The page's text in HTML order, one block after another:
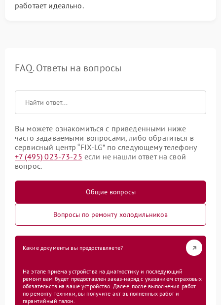
работает идеально.
FAQ. Ответы на вопросы
Вы можете ознакомиться с приведенными ниже
часто задаваемыми вопросами, либо обратиться в
сервисный центр “FIX-LG” по следующему телефону
+7 (495) 023-73-25 если не нашли ответ на свой
вопрос.
Общие вопросы
Вопросы по ремонту холодильников
Какие документы вы предоставляете?
На этапе приема устройства на диагностику и последующий
ремонт вам будет предоставлен заказ-наряд с указанием страховых
обязательств на ваше устройство. Далее, после выполнения работ
по ремонту техники, вы получите акт выполненных работ и
гарантийный талон.